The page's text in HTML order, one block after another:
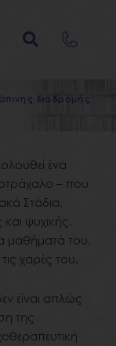
πινη ς δια δρομή ς
ένα
– που
Στάδια,
ψυχικής.
μαθήματά του,
χαρές του.
είναι απλώς
της